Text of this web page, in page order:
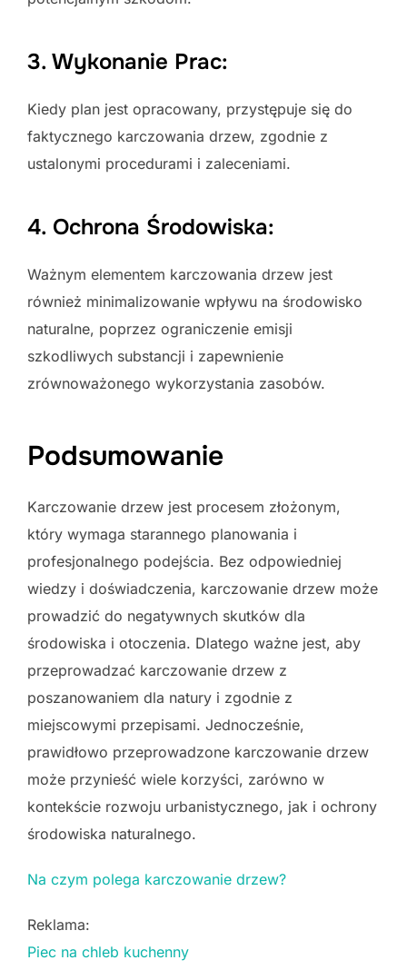
3. Wykonanie Prac:
Kiedy plan jest opracowany, przystępuje się do
faktycznego karczowania drzew, zgodnie z
ustalonymi procedurami i zaleceniami.
4. Ochrona Środowiska:
Ważnym elementem karczowania drzew jest
również minimalizowanie wpływu na środowisko
naturalne, poprzez ograniczenie emisji
szkodliwych substancji i zapewnienie
zrównoważonego wykorzystania zasobów.
Podsumowanie
Karczowanie drzew jest procesem złożonym,
który wymaga starannego planowania i
profesjonalnego podejścia. Bez odpowiedniej
wiedzy i doświadczenia, karczowanie drzew może
prowadzić do negatywnych skutków dla
środowiska i otoczenia. Dlatego ważne jest, aby
przeprowadzać karczowanie drzew z
poszanowaniem dla natury i zgodnie z
miejscowymi przepisami. Jednocześnie,
prawidłowo przeprowadzone karczowanie drzew
może przynieść wiele korzyści, zarówno w
kontekście rozwoju urbanistycznego, jak i ochrony
środowiska naturalnego.
Na czym polega karczowanie drzew?
Reklama:
Piec na chleb kuchenny